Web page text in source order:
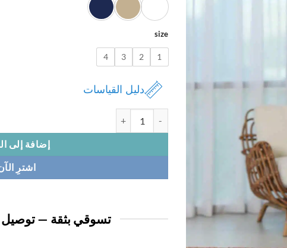
size
1
2
3
4
دليل القياسات
إضافة إلى
اشترِ
تسوقي بثقة —